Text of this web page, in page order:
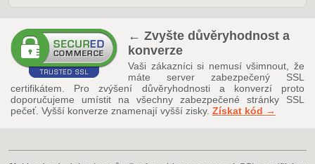
← Zvyšte důvěryhodnost a
konverze
Vaši zákazníci si nemusí všimnout, že
máte server zabezpečený SSL
certifikátem. Pro zvýšení důvěryhodnosti a konverzí proto
doporučujeme umístit na všechny zabezpečené stránky SSL
pečeť. Vyšší konverze znamenají vyšší zisky. Získat kód →